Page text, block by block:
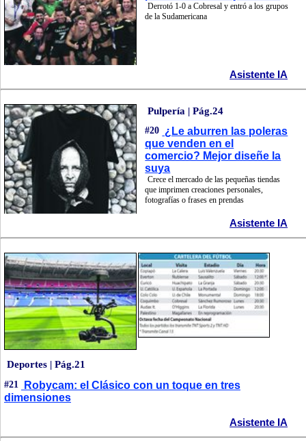
Derrotó 1-0 a Cobresal y entró a los grupos
de la Sudamericana
Asistente IA
Pulpería | Pág.24
#20 ¿Le aburren las poleras
que venden en el
comercio? Mejor diseñe la
suya
Crece el mercado de las pequeñas tiendas
que imprimen creaciones personales,
fotografías o frases en prendas
Asistente IA
Deportes | Pág.21
#21
Robycam: el Clásico con un toque en tres
dimensiones
Asistente IA